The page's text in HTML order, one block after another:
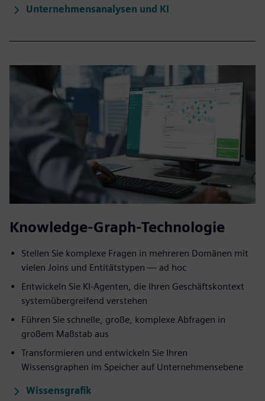
Unternehmensanalysen und KI
Knowledge-Graph-Technologie
Stellen Sie komplexe Fragen in mehreren Domänen mit
vielen Joins und Entitätstypen — ad hoc
Entwickeln Sie KI-Agenten, die Ihren Geschäftskontext
systemübergreifend verstehen
Führen Sie schnelle, große, komplexe Abfragen in
großem Maßstab aus
Transformieren und entwickeln Sie Ihren
Wissensgraphen im Speicher auf Unternehmensebene
Wissensgrafik